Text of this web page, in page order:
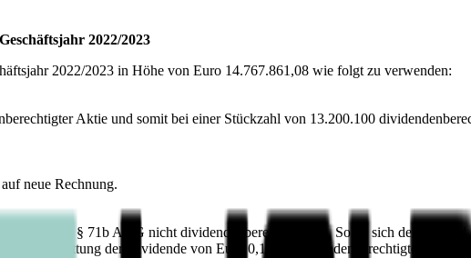
2022/2023
2022/2023 in Höhe von Euro 14.767.861,08 wie folgt zu verwenden:
Aktie und somit bei einer Stückzahl von 13.200.100
neue Rechnung.
die nach § 71b AktG nicht dividendenberechtigt sind. Sollte sich der Bestand
Ausschüttung der Dividende von Euro 0,16 je dividendenberechtigter